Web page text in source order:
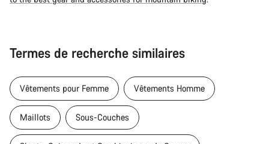
Termes de recherche similaires
Vêtements pour Femme Vêtements Homme
Maillots Sous-Couches